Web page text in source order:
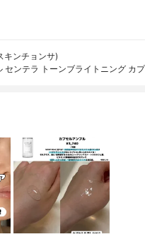
キンチョンサ)
センテラ トーンブライトニング カ